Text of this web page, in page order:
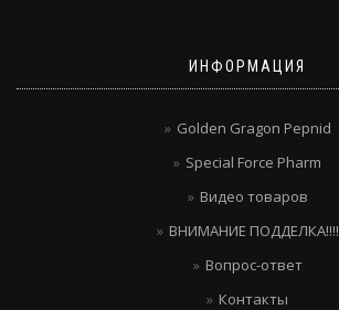
ИНФОРМАЦИЯ
Golden Gragon Pepnid
Special Force Pharm
Видео товаров
ВНИМАНИЕ ПОДДЕЛКА!!!!
Вопрос-ответ
Контакты